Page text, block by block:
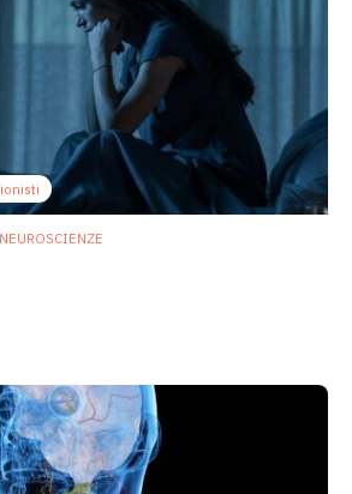
NEUROSCIENZE